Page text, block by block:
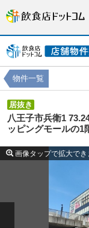
物件一覧
居抜き
八王子市兵衛1
ッピングモールの1
画像タップで拡大でき